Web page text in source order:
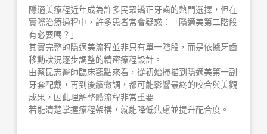
隱適美療程近年成為許多民眾矯正牙齒的熱門選擇，但在
實際治療過程中，許多患者常會疑惑：「隱適美第二階段
有必要嗎？」
其實完整的隱適美流程並非只有單一階段，而是依據牙齒
移動狀況逐步調整的精密療程設計。
由蔡昆志醫師臨床觀點來看，從初始掃描到隱適美第一副
牙套配戴，再到後續微調，都可能影響最終的咬合與美觀
成果，因此理解整體流程非常重要。
若能清楚掌握療程架構，就能降低焦慮並提升配合度。